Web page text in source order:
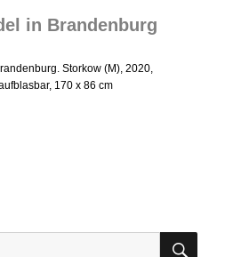
in Brandenburg
Storkow (M), 2020,
170 x 86 cm